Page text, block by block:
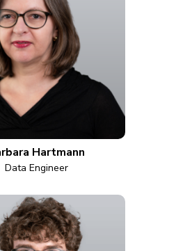
Hartmann
Data Engineer